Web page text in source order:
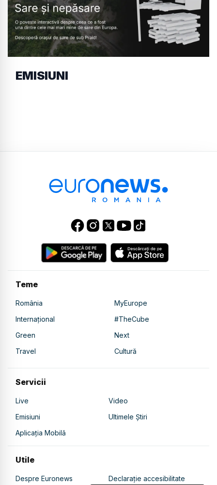
EMISIUNI
Teme
România
MyEurope
Internațional
#TheCube
Green
Next
Travel
Cultură
Servicii
Live
Video
Emisiuni
Ultimele Știri
Aplicația Mobilă
Utile
Despre Euronews Declarație accesibilitate